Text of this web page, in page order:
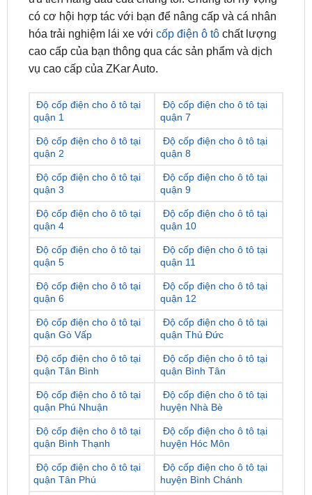
cao cấp của bạn thông qua các sản phẩm và dịch
vụ cao cấp của ZKar Auto.
Độ cốp điện cho ô tô tại
Độ cốp điện cho ô tô tại
quận 2
Độ cốp điện cho ô tô tại
quận 8
Độ cốp điện cho ô tô tại
quận 3
Độ cốp điện cho ô tô tại
quận 9
Độ cốp điện cho ô tô tại
quận 4
Độ cốp điện cho ô tô tại
quận 10
Độ cốp điện cho ô tô tại
quận 5
Độ cốp điện cho ô tô tại
quận 11
Độ cốp điện cho ô tô tại
quận 6
Độ cốp điện cho ô tô tại
quận 12
Độ cốp điện cho ô tô tại
quận Gò Vấp
Độ cốp điện cho ô tô tại
quận Thủ Đức
Độ cốp điện cho ô tô tại
quận Tân Bình
Độ cốp điện cho ô tô tại
quận Bình Tân
Độ cốp điện cho ô tô tại
quận Phú Nhuận
Độ cốp điện cho ô tô tại
huyện Nhà Bè
Độ cốp điện cho ô tô tại
quận Bình Thạnh
Độ cốp điện cho ô tô tại
huyện Hóc Môn
Độ cốp điện cho ô tô tại
quận Tân Phú
Độ cốp điện cho ô tô tại
huyện Bình Chánh
Độ cốp điện cho ô tô tại
huyện Củ Chi
Độ cốp điện cho ô tô tại
huyện Cần Giờ